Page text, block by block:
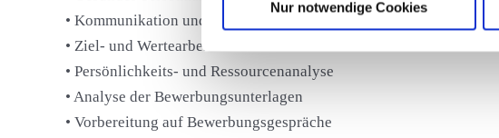
Nur notwendige Cookies
• Kommunikation und Präsentation
• Ziel- und Wertearbeit
• Persönlichkeits- und Ressourcenanalyse
• Analyse der Bewerbungsunterlagen
• Vorbereitung auf Bewerbungsgespräche